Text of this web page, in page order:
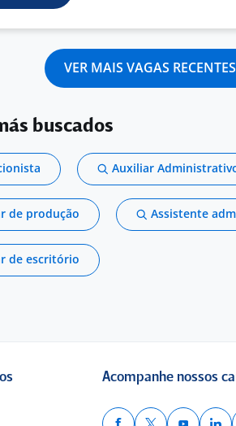
VER MAIS VAGAS RECENTES
buscados
Auxiliar
de produção Assistente
de escritório
Acompanhe nossos